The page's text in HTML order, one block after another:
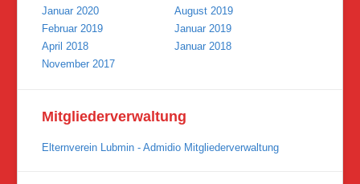
Januar 2020
August 2019
Februar 2019
Januar 2019
April 2018
Januar 2018
November 2017
Mitgliederverwaltung
Elternverein Lubmin - Admidio Mitgliederverwaltung